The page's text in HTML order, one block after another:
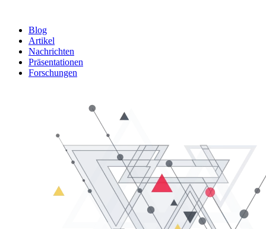
Blog
Artikel
Nachrichten
Präsentationen
Forschungen